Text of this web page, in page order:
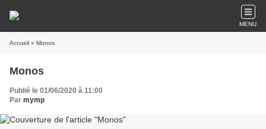
MENU
Accueil » Monos
Monos
Publié le 01/06/2020 à 11:00
Par mymp